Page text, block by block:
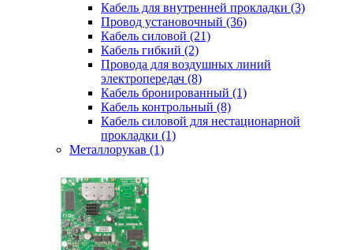
Кабель для внутренней прокладки (3)
Провод установочный (36)
Кабель силовой (21)
Кабель гибкий (2)
Провода для воздушных линий
электропередач (8)
Кабель бронированный (1)
Кабель контрольный (8)
Кабель силовой для нестационарной
прокладки (1)
Металлорукав (1)